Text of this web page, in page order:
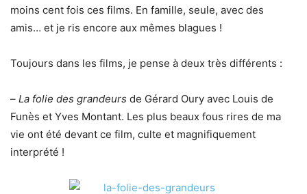
moins cent fois ces films. En famille, seule, avec des
amis… et je ris encore aux mêmes blagues !
Toujours dans les films, je pense à deux très différents :
– La folie des grandeurs de Gérard Oury avec Louis de
Funès et Yves Montant. Les plus beaux fous rires de ma
vie ont été devant ce film, culte et magnifiquement
interprété !